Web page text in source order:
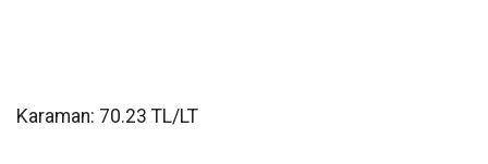
Karaman: 70.23 TL/LT